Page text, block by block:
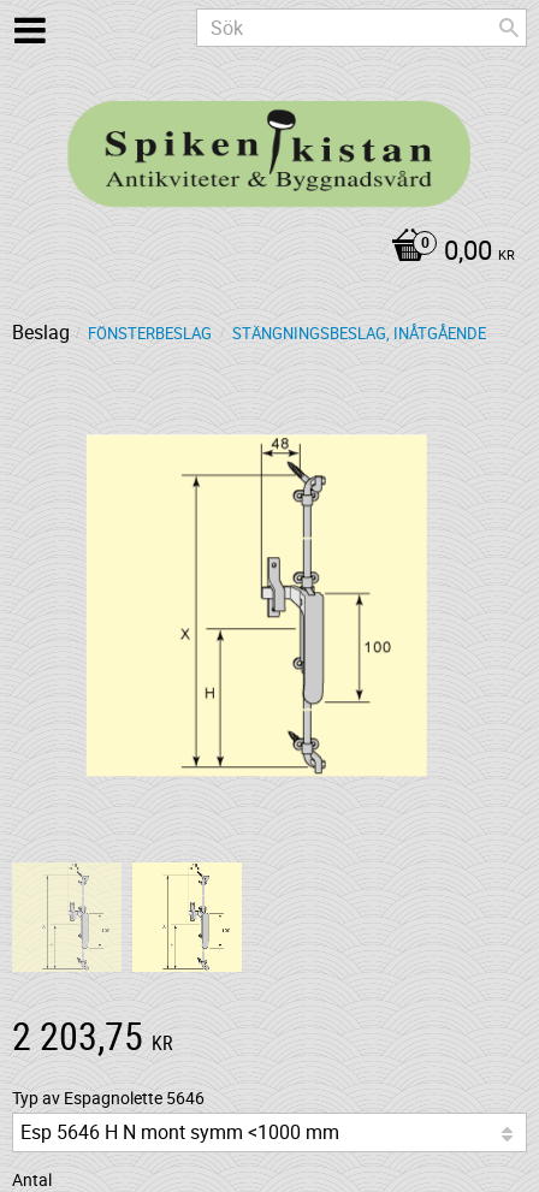
0,00 KR
Beslag FÖNSTERBESLAG STÄNGNINGSBESLAG, INÅTGÅENDE
2 203,75 KR
Typ av Espagnolette 5646
Antal